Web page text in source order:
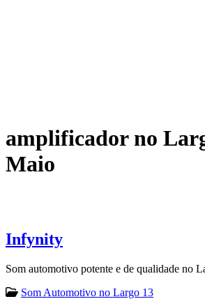
amplificador no
Maio
Infynity
Som automotivo potente e de qualidade no
Som Automotivo no Largo 13